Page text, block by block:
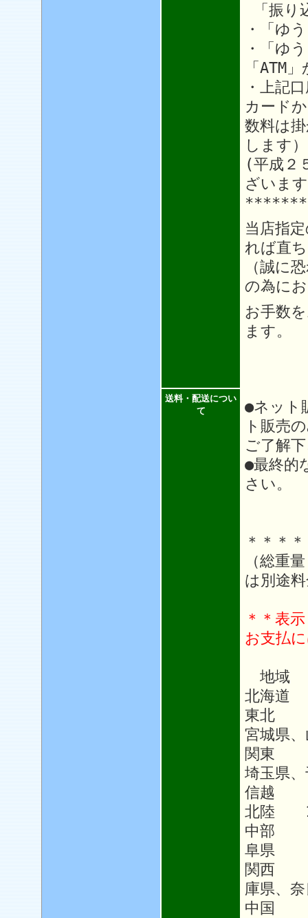
「振り
・「ゆ
・「ゆ
「ATM
・上記
カード
数料は
します）
(平成２
ざいま
当店指
れば直
（誠に
の為に
お手数
ます。
送料・配送につい
て
●ネット
ト販売
ご了解
●最終的
さい。
＊＊＊
（総重
は別途
＊＊表
お支払
地
北海
東北
宮城県
関東
埼玉県
信越
北陸
中部
阜県
関西
庫県、
中国